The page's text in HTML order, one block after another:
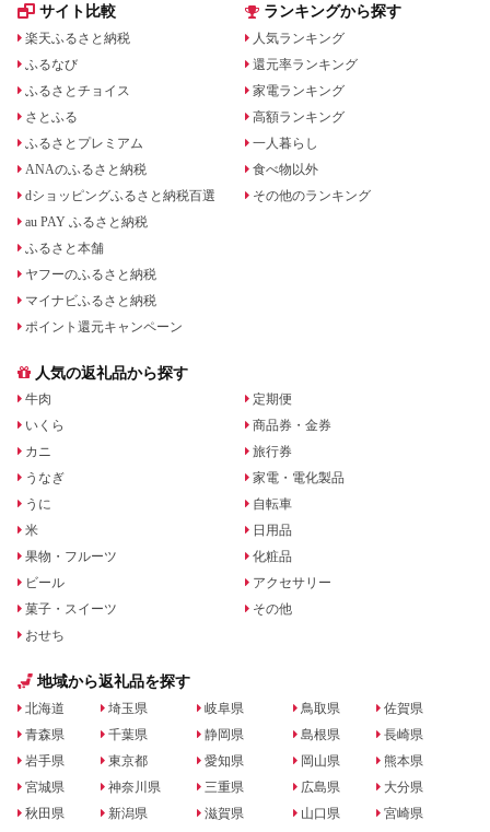
サイト比較
楽天ふるさと納税
ふるなび
ふるさとチョイス
さとふる
ふるさとプレミアム
ANAのふるさと納税
dショッピングふるさと納税百選
au PAY ふるさと納税
ふるさと本舗
ヤフーのふるさと納税
マイナビふるさと納税
ポイント還元キャンペーン
ランキングから探す
人気ランキング
還元率ランキング
家電ランキング
高額ランキング
一人暮らし
食べ物以外
その他のランキング
人気の返礼品から探す
牛肉
いくら
カニ
うなぎ
うに
米
果物・フルーツ
ビール
菓子・スイーツ
おせち
定期便
商品券・金券
旅行券
家電・電化製品
自転車
日用品
化粧品
アクセサリー
その他
地域から返礼品を探す
北海道
青森県
岩手県
宮城県
秋田県
埼玉県
千葉県
東京都
神奈川県
新潟県
岐阜県
静岡県
愛知県
三重県
滋賀県
鳥取県
島根県
岡山県
広島県
山口県
佐賀県
長崎県
熊本県
大分県
宮崎県